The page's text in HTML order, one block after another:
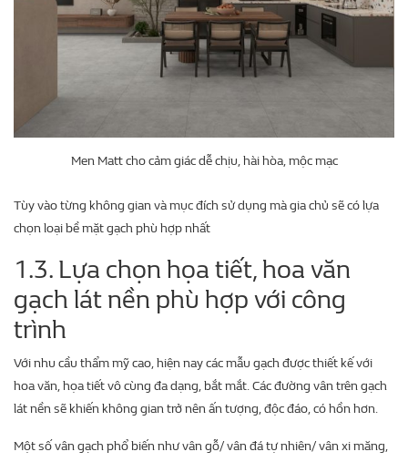
Men Matt cho cảm giác dễ chịu, hài hòa, mộc mạc
Tùy vào từng không gian và mục đích sử dụng mà gia chủ sẽ có lựa
chọn loại bề mặt gạch phù hợp nhất
1.3. Lựa chọn họa tiết, hoa văn
gạch lát nền phù hợp với công
trình
Với nhu cầu thẩm mỹ cao, hiện nay các mẫu gạch được thiết kế với
hoa văn, họa tiết vô cùng đa dạng, bắt mắt. Các đường vân trên gạch
lát nền sẽ khiến không gian trở nên ấn tượng, độc đáo, có hồn hơn.
Một số vân gạch phổ biến như vân gỗ/ vân đá tự nhiên/ vân xi măng,